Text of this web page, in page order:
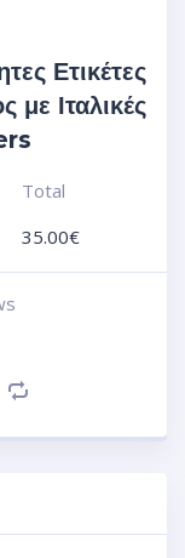
Ετικέτες
με Ιταλικές
Total
35.00€